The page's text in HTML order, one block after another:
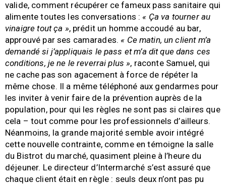
valide, comment récupérer ce fameux pass sanitaire qui
alimente toutes les conversations : « Ça va tourner au
vinaigre tout ça », prédit un homme accoudé au bar,
approuvé par ses camarades. « Ce matin, un client m’a
demandé si j’appliquais le pass et m’a dit que dans ces
conditions, je ne le reverrai plus », raconte Samuel, qui
ne cache pas son agacement à force de répéter la
même chose. Il a même téléphoné aux gendarmes pour
les inviter à venir faire de la prévention auprès de la
population, pour qui les règles ne sont pas si claires que
cela – tout comme pour les professionnels d’ailleurs.
Néanmoins, la grande majorité semble avoir intégré
cette nouvelle contrainte, comme en témoigne la salle
du Bistrot du marché, quasiment pleine à l’heure du
déjeuner. Le directeur d’Intermarché s’est assuré que
chaque client était en règle : seuls deux n’ont pas pu